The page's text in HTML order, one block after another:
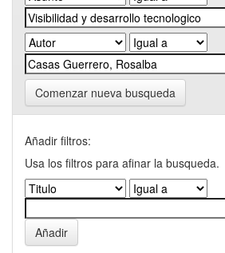
Comenzar nueva busqueda
Añadir filtros:
Usa los filtros para afinar la busqueda.